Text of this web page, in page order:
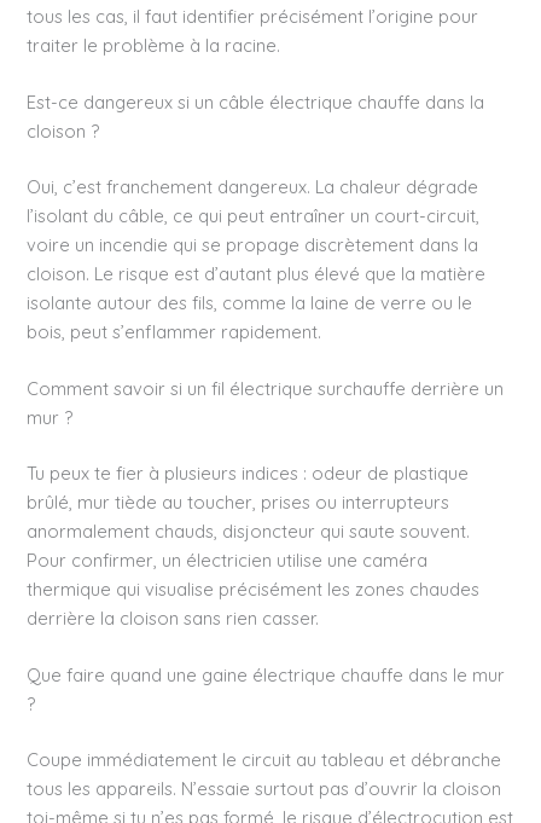
tous les cas, il faut identifier précisément l’origine pour
traiter le problème à la racine.
Est-ce dangereux si un câble électrique chauffe dans la
cloison ?
Oui, c’est franchement dangereux. La chaleur dégrade
l’isolant du câble, ce qui peut entraîner un court-circuit,
voire un incendie qui se propage discrètement dans la
cloison. Le risque est d’autant plus élevé que la matière
isolante autour des fils, comme la laine de verre ou le
bois, peut s’enflammer rapidement.
Comment savoir si un fil électrique surchauffe derrière un
mur ?
Tu peux te fier à plusieurs indices : odeur de plastique
brûlé, mur tiède au toucher, prises ou interrupteurs
anormalement chauds, disjoncteur qui saute souvent.
Pour confirmer, un électricien utilise une caméra
thermique qui visualise précisément les zones chaudes
derrière la cloison sans rien casser.
Que faire quand une gaine électrique chauffe dans le mur
?
Coupe immédiatement le circuit au tableau et débranche
tous les appareils. N’essaie surtout pas d’ouvrir la cloison
toi-même si tu n’es pas formé, le risque d’électrocution est